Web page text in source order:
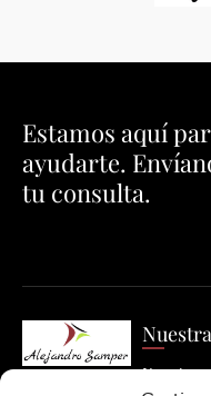
Estamos aquí
ayudarte.
tu consulta.
Nuestro